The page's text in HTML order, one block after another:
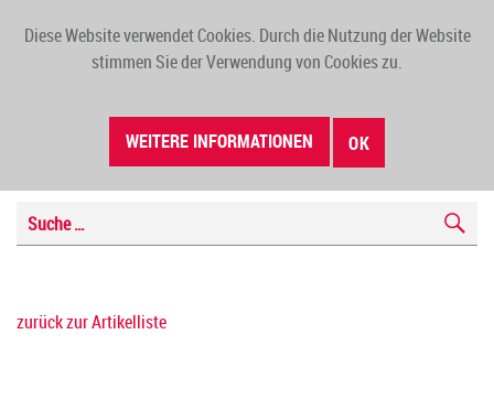
Diese Website verwendet Cookies. Durch die Nutzung der Website
stimmen Sie der Verwendung von Cookies zu.
WEITERE INFORMATIONEN OK
zurück zur Artikelliste